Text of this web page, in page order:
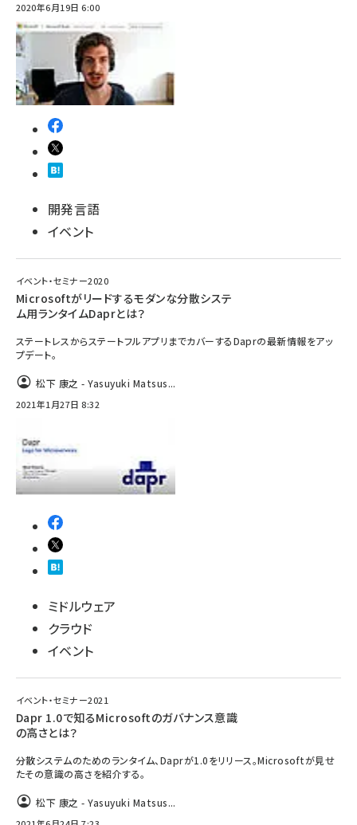
2020年6月19日 6:00
開発言語
イベント
イベント・セミナー2020
Microsoftがリードするモダンな分散システ
ム用ランタイムDaprとは？
ステートレスからステートフルアプリまでカバーするDaprの最新情報をアッ
プデート。
松下 康之 - Yasuyuki Matsus...
2021年1月27日 8:32
ミドルウェア
クラウド
イベント
イベント・セミナー2021
Dapr 1.0で知るMicrosoftのガバナンス意識
の高さとは？
分散システムのためのランタイム、Daprが1.0をリリース。Microsoftが見せ
たその意識の高さを紹介する。
松下 康之 - Yasuyuki Matsus...